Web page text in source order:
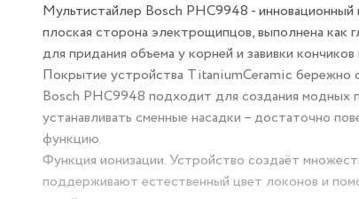
Мультистайлер Bosch PHC9948 - инновационный
плоская сторона электрощипцов, выполнена как
для придания объема у корней и завивки
Покрытие устройства TitaniumCeramiс бережно
Bosch PHC9948 подходит для создания модных
устанавливать сменные насадки – достаточно
функцию.
Функция ионизации. Устройство создаёт
поддерживают естественный цвет локонов и